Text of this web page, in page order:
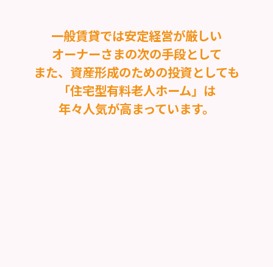
一般賃貸では安定経営が厳しい
オーナーさまの次の手段として
また、資産形成のための投資としても
「住宅型有料老人ホーム」は
年々人気が高まっています。